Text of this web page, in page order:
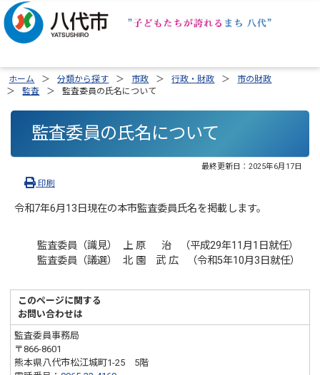
ホーム 分類から探す 市政 行政・財政
市の財政
監査
監査委員の氏名について
監査委員の氏名について
最終更新日： 2025年6月17日
印刷
令和7年6月13日現在の本市監査委員氏名を掲載します。
監査委員（識見） 上 原 治 （平成29年11月1日就任）
監査委員（議選） 北 園 武 広 （令和5年10月3日就任）
このページに関する
お問い合わせは
監査委員事務局
〒866-8601
熊本県八代市松江城町1-25 5階